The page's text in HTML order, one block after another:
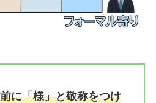
に「様」と敬称をつけ